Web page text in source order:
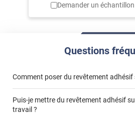
Demander un
Questions
Comment poser du revêtement adhésif
« Comment poser un
Puis-je mettre du revêtement adhésif
travail ?